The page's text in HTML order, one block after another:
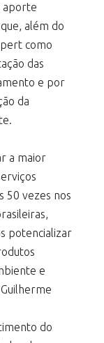
aporte
além do
como
das
e por
da
a maior
50 vezes nos
potencializar
e
do